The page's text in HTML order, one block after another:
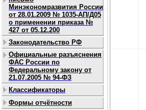
Минэкономразвития России
от 28.01.2009 № 1035-АП/Д05
о применении приказа №
427 от 05.12.200
Законодательство РФ
Официальные разъяснения
ФАС России по
Федеральному закону от
21.07.2005 № 94-ФЗ
Классификаторы
Формы отчётности